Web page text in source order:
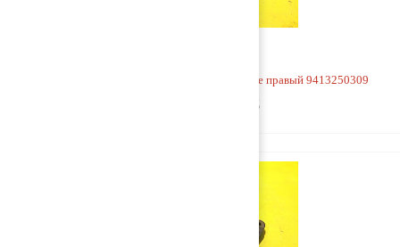
Кронштейн V-образной тяги к раме правый 9413250309
2 500 руб